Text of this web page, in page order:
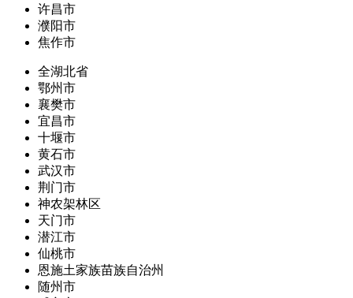
许昌市
濮阳市
焦作市
全湖北省
鄂州市
襄樊市
宜昌市
十堰市
黄石市
武汉市
荆门市
神农架林区
天门市
潜江市
仙桃市
恩施土家族苗族自治州
随州市